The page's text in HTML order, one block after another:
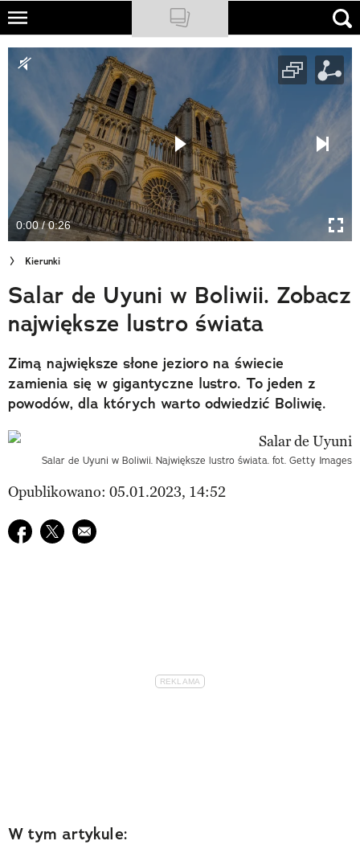
Skip
main
NATIONAL GEOGRAPHIC
PODCASTY
Sklep
Newsletter
Cuda Polski
Wielki Konkurs Fotograficzny
Trendbook Podróżniczy
Polecane
0:00 / 0:26
Kierunki
Salar de Uyuni w Boliwii. Zobacz
największe lustro świata
Zimą największe słone jezioro na świecie
zamienia się w gigantyczne lustro. To jeden z
powodów, dla których warto odwiedzić Boliwię.
Salar de Uyuni w Boliwii. Największe lustro świata. fot. Getty Images
Opublikowano: 05.01.2023, 14:52
Udostępnij na facebook
Udostępnij na twitter
E-mail do przyjaciela
W tym artykule: